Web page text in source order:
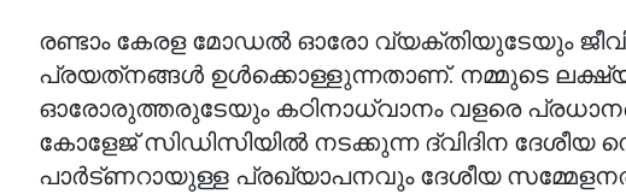
രണ്ടാം കേരള മോഡല്‍ ഓരോ വ്യക്തിയുടേയും
പ്രയത്‌നങ്ങള്‍ ഉള്‍ക്കൊള്ളുന്നതാണ്. നമ്മുടെ
ഓരോരുത്തരുടേയും കഠിനാധ്വാനം വളരെ
കോളേജ് സിഡിസിയില്‍ നടക്കുന്ന ദ്വിദിന
പാര്‍ട്ണറായുള്ള പ്രഖ്യാപനവും ദേശീയ